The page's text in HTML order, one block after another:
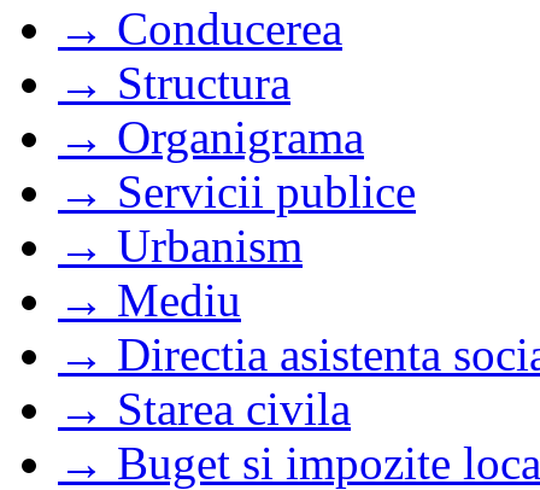
→ Conducerea
→ Structura
→ Organigrama
→ Servicii publice
→ Urbanism
→ Mediu
→ Directia asistenta
→ Starea civila
→ Buget si impozite